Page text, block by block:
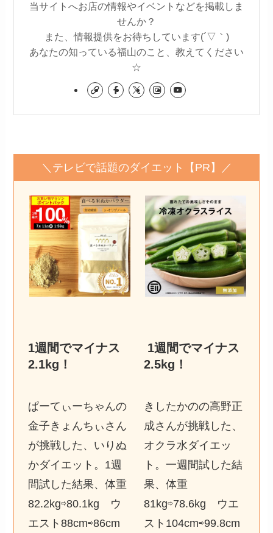
当サイトへお店の情報やイベントなどを掲載しま
せんか？
また、情報提供をお待ちしています(´▽｀)
あなたの知っている福山のこと、教えてください
☆
＼テレビで話題のダイエット【PR】／
1週間でマイナス
2.1kg ！
ぱーてぃーちゃんの
金子きょんちぃさん
が挑戦した、いりぬ
かダイエット。1週
間試した結果、体重
82.2kg⇨80.1kg ウ
エスト88cm⇨86cm
1週間でマイナス
2.5kg ！
きしたかのの高野正
成さんが挑戦した、
オクラ水ダイエッ
ト。一週間試した結
果、体重
81kg⇨78.6kg ウエ
スト104cm⇨99.8cm